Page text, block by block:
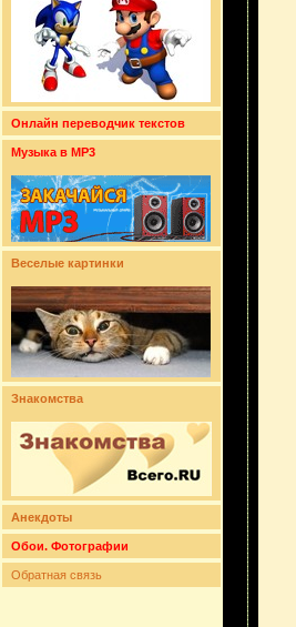
Онлайн переводчик текстов
Музыка в MP3
Веселые картинки
Знакомства
Анекдоты
Обои. Фотографии
Обратная связь